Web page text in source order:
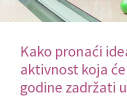
Kako pronaći
aktivnost koja
godine zadržati